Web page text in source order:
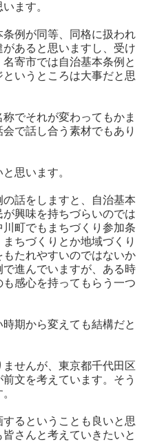
ます。
例が同等、同格に扱われ
あると思いますし、受け
寄市では自治基本条例と
いうところは大事だと思
でそれが変わってもかま
で話し合う素材でもあり
思います。
話をしますと、自治基本
興味を持ちづらいのでは
町でもまちづくり参加条
ちづくりとか地域づくり
たれやすいのではないか
進んでいますが、ある時
感心を持ってもらう一つ
期から変えても結構だと
せんが、東京都千代田区
文を考えています。そう
るということも良いと思
さんと考えていきたいと